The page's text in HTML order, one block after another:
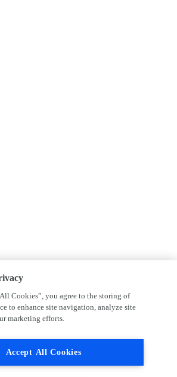
Cookies”, you agree to the storing of
to enhance site navigation, analyze site
marketing efforts.
Accept All Cookies